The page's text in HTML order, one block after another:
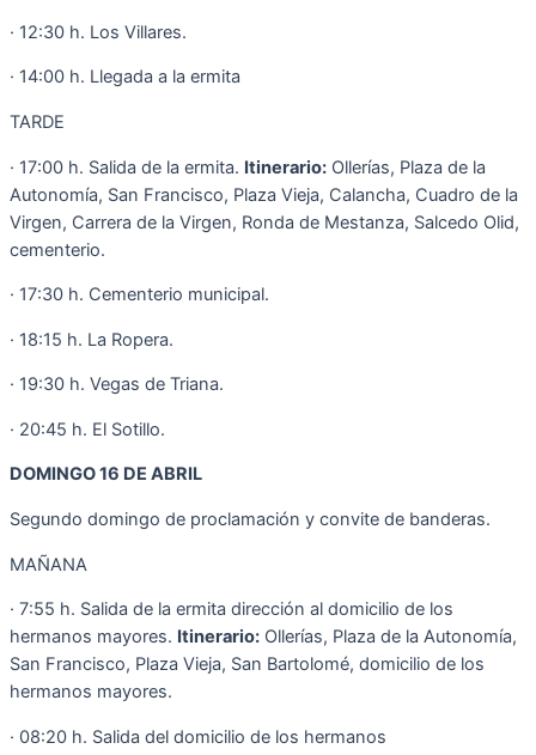
· 12:30 h. Los Villares.
· 14:00 h. Llegada a la ermita
TARDE
· 17:00 h. Salida de la ermita. Itinerario: Ollerías, Plaza de la
Autonomía, San Francisco, Plaza Vieja, Calancha, Cuadro de la
Virgen, Carrera de la Virgen, Ronda de Mestanza, Salcedo Olid,
cementerio.
· 17:30 h. Cementerio municipal.
· 18:15 h. La Ropera.
· 19:30 h. Vegas de Triana.
· 20:45 h. El Sotillo.
DOMINGO 16 DE ABRIL
Segundo domingo de proclamación y convite de banderas.
MAÑANA
· 7:55 h. Salida de la ermita dirección al domicilio de los
hermanos mayores. Itinerario: Ollerías, Plaza de la Autonomía,
San Francisco, Plaza Vieja, San Bartolomé, domicilio de los
hermanos mayores.
· 08:20 h. Salida del domicilio de los hermanos